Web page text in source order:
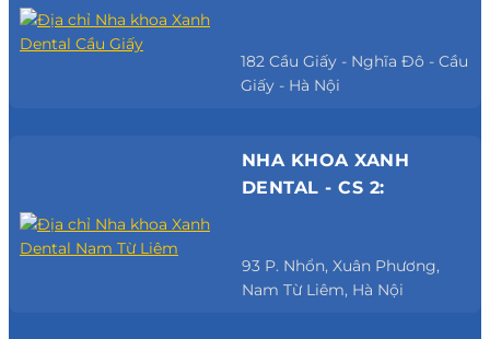
182 Cầu Giấy - Nghĩa Đô - Cầu
Giấy - Hà Nội
NHA KHOA XANH
DENTAL - CS 2:
93 P. Nhổn, Xuân Phương,
Nam Từ Liêm, Hà Nội